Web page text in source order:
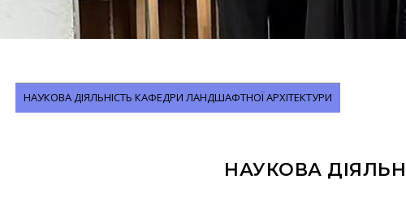
НАУКОВА ДІЯЛЬНІСТЬ КАФЕДРИ ЛАНДШАФТНОЇ АРХІТЕКТУРИ
НАУКОВА